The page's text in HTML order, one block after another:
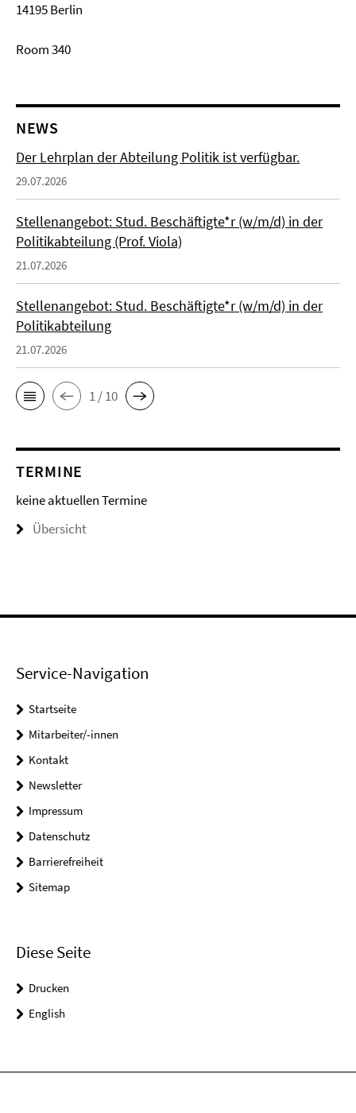
14195 Berlin
Room 340
NEWS
Der Lehrplan der Abteilung Politik ist verfügbar.
29.07.2026
Stellenangebot: Stud. Beschäftigte*r (w/m/d) in der
Politikabteilung (Prof. Viola)
21.07.2026
Stellenangebot: Stud. Beschäftigte*r (w/m/d) in der
Politikabteilung
21.07.2026
1 / 10
TERMINE
keine aktuellen Termine
Übersicht
Service-Navigation
Startseite
Mitarbeiter/-innen
Kontakt
Newsletter
Impressum
Datenschutz
Barrierefreiheit
Sitemap
Diese Seite
Drucken
English